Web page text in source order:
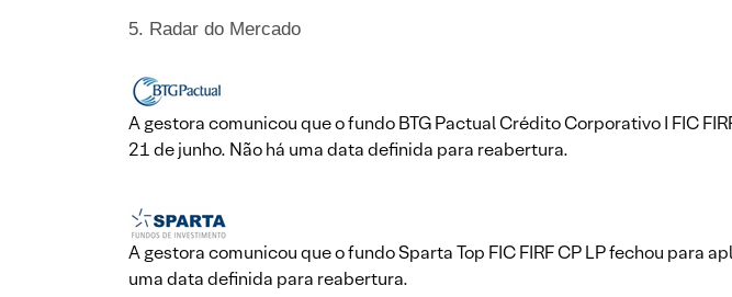
5. Radar do Mercado
A gestora comunicou que o fundo BTG Pactual Crédito Corporativo I FIC
21 de junho. Não há uma data definida para reabertura.
A gestora comunicou que o fundo Sparta Top FIC FIRF CP LP fechou para
uma data definida para reabertura.